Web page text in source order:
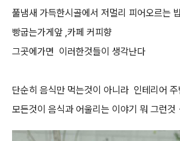
풀냄새 가득한시골에서 저멀리 피어오르는
빵굽는가게앞 ,카페 커피향
그곳에가면 이러한것들이 생각난다
단순히 음식만 먹는것이 아니라 인테리어 주
모든것이 음식과 어울리는 이야기 뭐 그런것